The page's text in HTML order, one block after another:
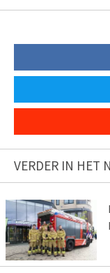
VERDER IN HET